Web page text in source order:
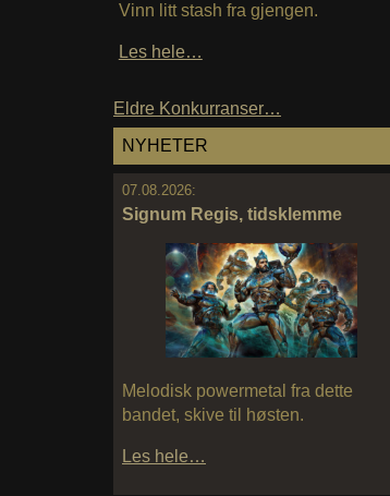
Vinn litt stash fra gjengen.
Les hele…
Eldre Konkurranser…
NYHETER
07.08.2026:
Signum Regis, tidsklemme
Melodisk powermetal fra dette
bandet, skive til høsten.
Les hele…